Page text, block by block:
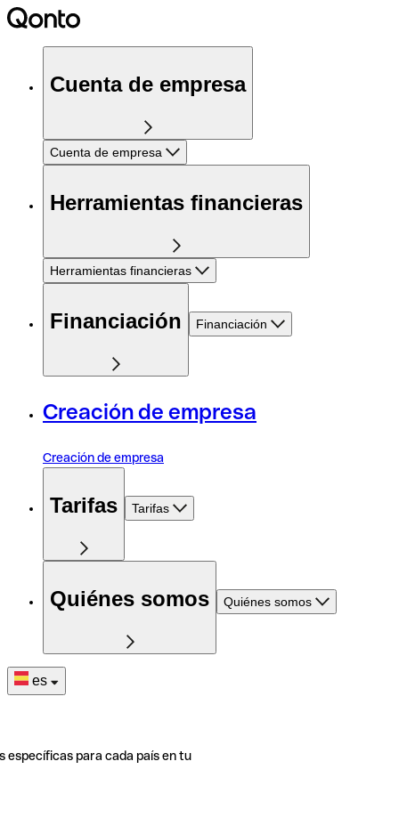
Cuenta de empresa
Cuenta de empresa
Herramientas financieras
Herramientas financieras
Financiación Financiación
Creación de empresa
Creación de empresa
Tarifas Tarifas
Quiénes somos Quiénes somos
es
específicas para cada país en tu